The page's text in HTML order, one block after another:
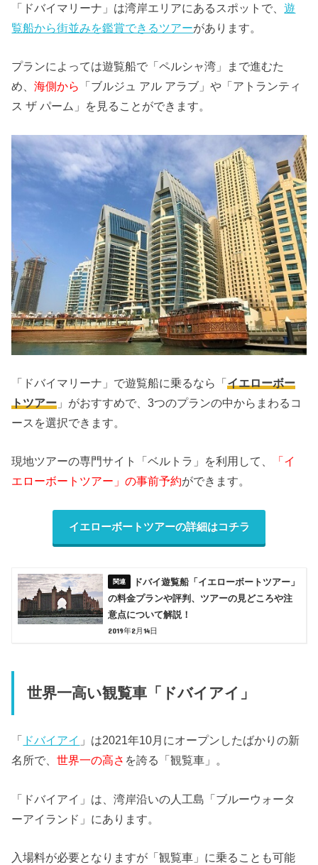
「ドバイマリーナ」は湾岸エリアにあるスポットで、遊
覧船から街並みを鑑賞できるツアーがあります。
プランによっては遊覧船で「ペルシャ湾」まで進むた
め、海側から
「ブルジュ アル アラブ」や「アトランティ
ス ザ パーム」を見ることができます。
「ドバイマリーナ」で遊覧船に乗るなら「イエローボー
トツアー 」がおすすめで、3つのプランの中からまわるコ
ースを選択できます。
現地ツアーの専門サイト「ベルトラ」を利用して、
「イ
エローボートツアー」の事前予約ができます。
イエローボートツアーの詳細はコチラ
ドバイ遊覧船「イエローボートツアー」
の料金プランや評判、ツアーの見どころや注
意点について解説！
2019年2月14日
世界一高い観覧車「ドバイアイ」
「 ドバイアイ 」は2021年10月にオープンしたばかりの新
名所で、世界一の高さ を誇る「観覧車」。
「ドバイアイ」は、湾岸沿いの人工島「ブルーウォータ
ーアイランド」にあります。
入場料が必要となりますが「観覧車」に乗ることも可能